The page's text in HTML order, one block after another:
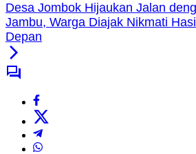
Desa Jombok Hijaukan Jalan
Jambu, Warga Diajak Nikmati
Depan